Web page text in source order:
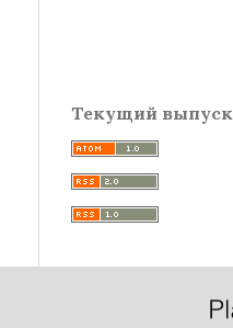
Текущий выпуск